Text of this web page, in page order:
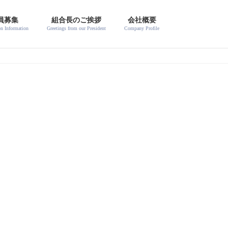
募集
Information
組合長のご挨拶
Greetings from our President
会社概要
Company Profile